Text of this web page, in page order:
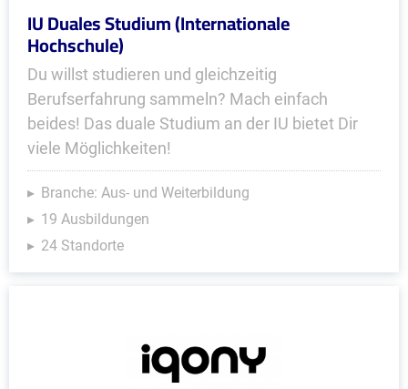
IU Duales Studium (Internationale
Hochschule)
Du willst studieren und gleichzeitig
Berufserfahrung sammeln? Mach einfach
beides! Das duale Studium an der IU bietet Dir
viele Möglichkeiten!
Branche: Aus- und Weiterbildung
19 Ausbildungen
24 Standorte